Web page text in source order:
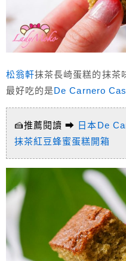
松翁軒抹茶長崎蛋糕的抹茶
最好吃的是De Carnero
🍰推薦閱讀 ➡ 日本De
抹茶紅豆蜂蜜蛋糕開箱